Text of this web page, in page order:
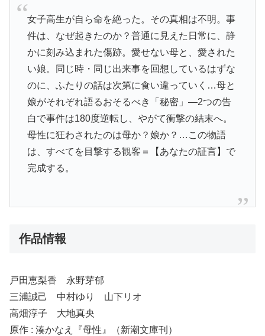
女子高生が自ら命を絶った。その真相は不明。事
件は、なぜ起きたのか？普通に見えた日常に、静
かに刻み込まれた傷跡。愛せない母と、愛された
い娘。同じ時・同じ出来事を回想しているはずな
のに、ふたりの話は次第に食い違っていく…母と
娘がそれぞれ語るおそるべき「秘密」—2つの告
白で事件は180度逆転し、やがて衝撃の結末へ。
母性に狂わされたのは母か？娘か？…この物語
は、すべてを目撃する観客＝【あなたの証言】で
完成する。
作品情報
戸田恵梨香 永野芽郁
三浦誠己 中村ゆり 山下リオ
高畑淳子 大地真央
原作 : 湊かなえ『母性』（新潮文庫刊）